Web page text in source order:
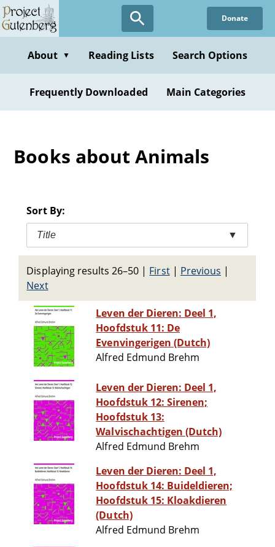
Skip
to
content
Donate
About ▼ Reading Lists Search Options
Frequently Downloaded Main Categories
Books about Animals
Sort By:
Title ▼
Displaying results 26–50 | First| Previous |
Next
Leven der Dieren: Deel 1,
Hoofdstuk 11: De
Evenvingerigen (Dutch)
Alfred Edmund Brehm
Leven der Dieren: Deel 1,
Hoofdstuk 12: Sirenen;
Hoofdstuk 13:
Walvischachtigen (Dutch)
Alfred Edmund Brehm
Leven der Dieren: Deel 1,
Hoofdstuk 14: Buideldieren;
Hoofdstuk 15: Kloakdieren
(Dutch)
Alfred Edmund Brehm